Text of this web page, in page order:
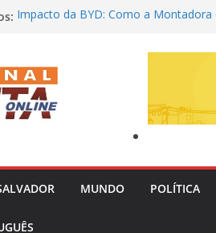
Impacto da BYD: Como a Montadora
presidência nesta quarta-feira
Bahia tem reforços confirmados e
internacional contra o Vasco na
Polícia prende 13 suspeitos ligados
na Bahia e em outros dois estados
MUNDO POLÍTICA